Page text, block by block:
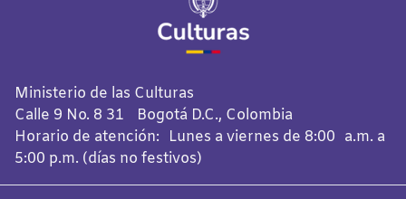
Ministerio de las Culturas
Calle 9 No. 8 31 Bogotá D.C., Colombia
Horario de atención: Lunes a viernes de 8:00 a.m. a
5:00 p.m. (días no festivos)